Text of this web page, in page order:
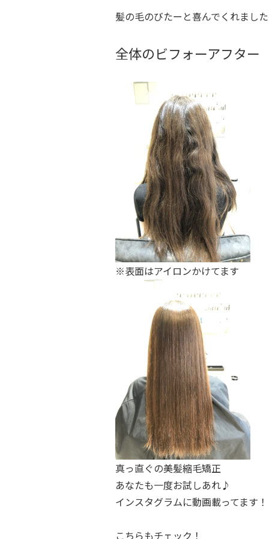
髪の毛のびたーと喜んでくれまし
全体のビフォーアフター
※表面はアイロンかけてます
真っ直ぐの美髪縮毛矯正
あなたも一度お試しあれ♪
インスタグラムに動画載ってます
こちらもチェック！